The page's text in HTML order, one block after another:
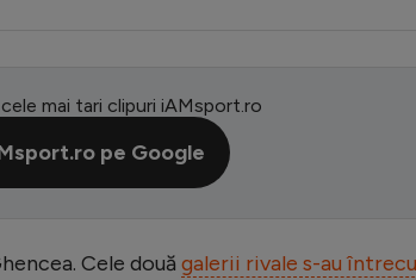
mai tari clipuri iAMsport.ro
pe Google
Cele două galerii rivale s-au